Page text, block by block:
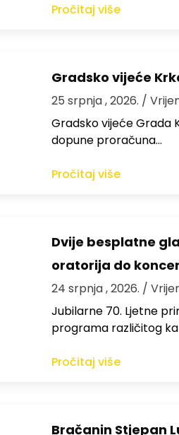
Pročitaj više
Gradsko vijeće
25 srpnja , 2026. /
Gradsko vijeće Grada
dopune proračuna…
Pročitaj više
Dvije besplatne
oratorija do
24 srpnja , 2026. /
Jubilarne 70. Ljetne
programa različitog
Pročitaj više
Bračanin Stjepan